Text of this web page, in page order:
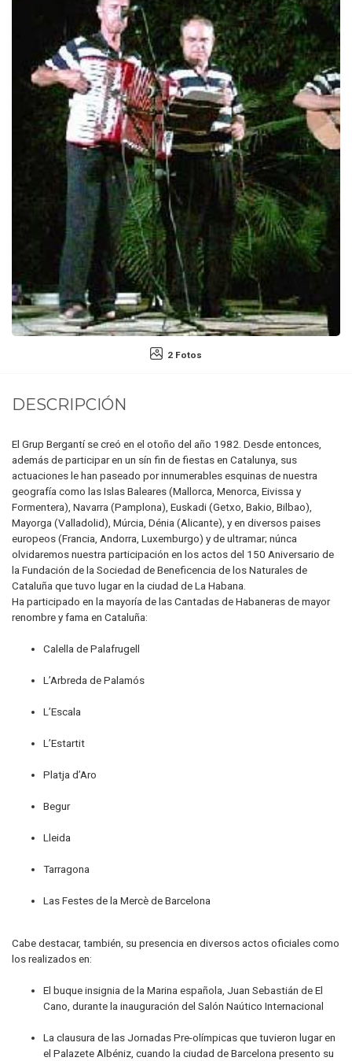
2 Fotos
DESCRIPCIÓN
El Grup Bergantí se creó en el otoño del año 1982. Desde entonces,
además de participar en un sín fin de fiestas en Catalunya, sus
actuaciones le han paseado por innumerables esquinas de nuestra
geografía como las Islas Baleares (Mallorca, Menorca, Eivissa y
Formentera), Navarra (Pamplona), Euskadi (Getxo, Bakio, Bilbao),
Mayorga (Valladolid), Múrcia, Dénia (Alicante), y en diversos paises
europeos (Francia, Andorra, Luxemburgo) y de ultramar; núnca
olvidaremos nuestra participación en los actos del 150 Aniversario de
la Fundación de la Sociedad de Beneficencia de los Naturales de
Cataluña que tuvo lugar en la ciudad de La Habana.
Ha participado en la mayoría de las Cantadas de Habaneras de mayor
renombre y fama en Cataluña:
Calella de Palafrugell
L’Arbreda de Palamós
L’Escala
L’Estartit
Platja d’Aro
Begur
Lleida
Tarragona
Las Festes de la Mercè de Barcelona
Cabe destacar, también, su presencia en diversos actos oficiales como
los realizados en:
El buque insignia de la Marina española, Juan Sebastián de El
Cano, durante la inauguración del Salón Naútico Internacional
La clausura de las Jornadas Pre-olímpicas que tuvieron lugar en
el Palazete Albéniz, cuando la ciudad de Barcelona presento su